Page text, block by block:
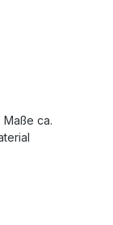
Maße ca.